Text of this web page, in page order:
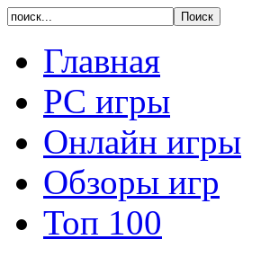
Главная
PC игры
Онлайн игры
Обзоры игр
Топ 100